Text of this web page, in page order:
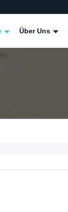
Über Uns